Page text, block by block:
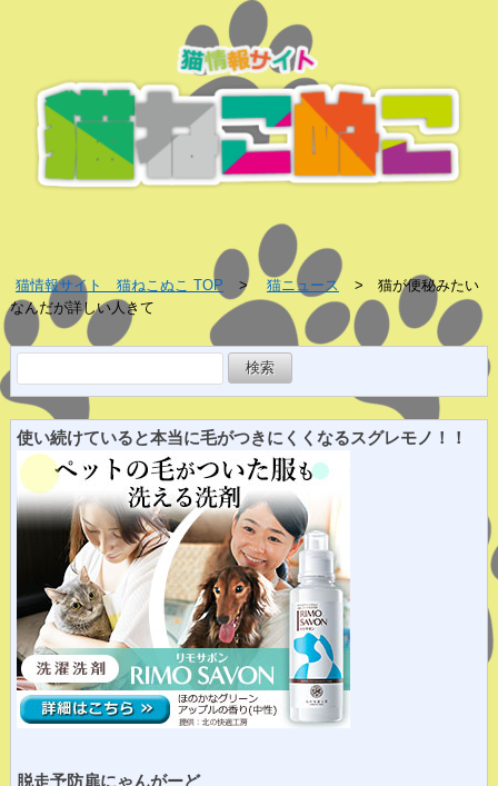
猫情報サイト 猫ねこぬこ TOP 猫ニュース
猫が便秘みたい
なんだが詳しい人きて
索:
使い続けていると本当に毛がつきにくくなるスグレモノ！！
脱走予防扉にゃんがーど